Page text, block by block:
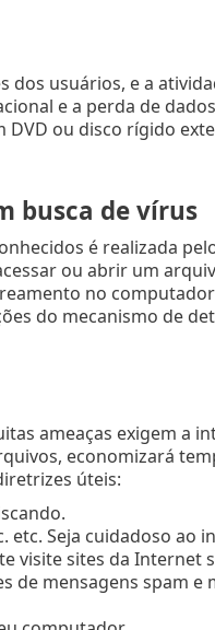
dos usuários, e a
e a perda de
ou disco rígido
busca de vírus
é realizada
ou abrir um
no
do mecanismo de
ameaças exigem a
economizará
úteis:
etc. Seja cuidadoso ao
visite sites da Internet
de mensagens spam e